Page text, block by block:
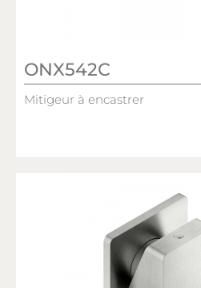
ONX542C
Mitigeur à encastrer